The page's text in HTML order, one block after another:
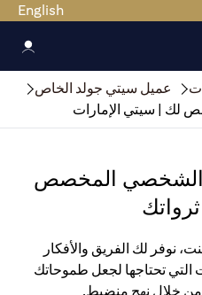
English
عميل سيتي جولد الخاص
لك | سيتي الإمارات
الشخصي المخصص
ثرواتك
نوفر لك الفريق والأفكار
التي تحتاجها لجعل طموحاتك
من خلال نهج منضبط.